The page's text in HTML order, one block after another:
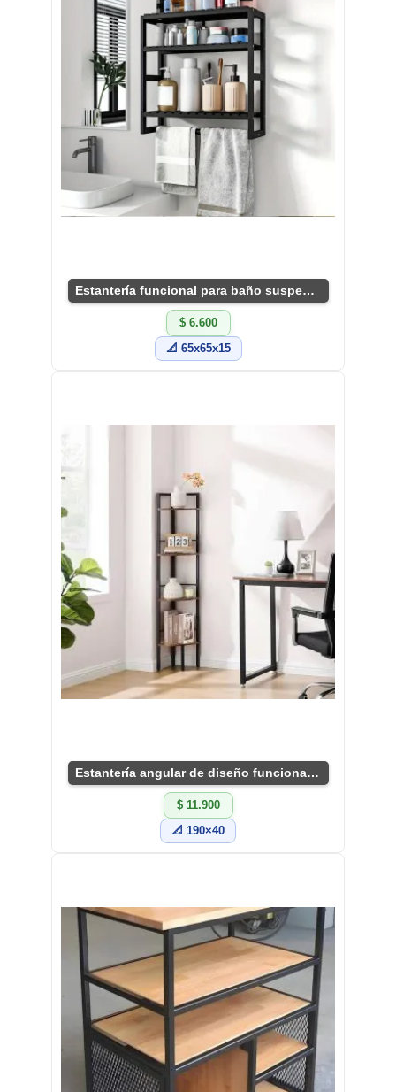
Estantería funcional para baño suspendida
$ 6.600
📐 65x65x15
Estantería angular de diseño funcional y práctico
$ 11.900
📐 190×40